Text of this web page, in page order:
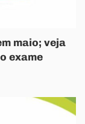
maio; veja
exame